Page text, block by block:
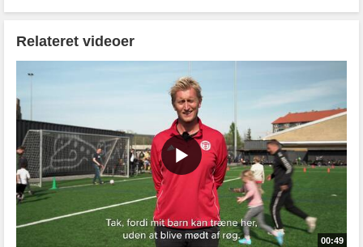
Relateret videoer
00:49